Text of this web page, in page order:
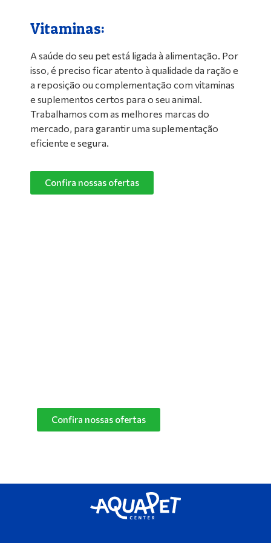
Vitaminas:
A saúde do seu pet está ligada à alimentação. Por
isso, é preciso ficar atento à qualidade da ração e
a reposição ou complementação com vitaminas
e suplementos certos para o seu animal.
Trabalhamos com as melhores marcas do
mercado, para garantir uma suplementação
eficiente e segura.
Confira nossas ofertas
Confira nossas ofertas